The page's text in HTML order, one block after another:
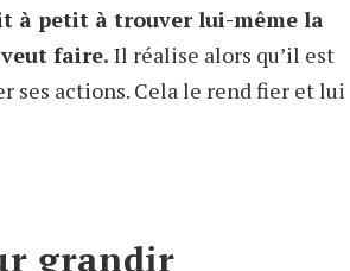
à petit à trouver lui-même la
faire. Il réalise alors qu’il est
ses actions. Cela le rend fier et lui
grandir